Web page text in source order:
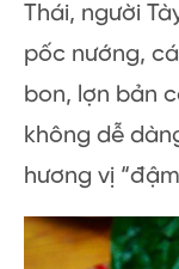
Thái, người
pốc nướng,
bon, lợn bản
không dễ
hương vị